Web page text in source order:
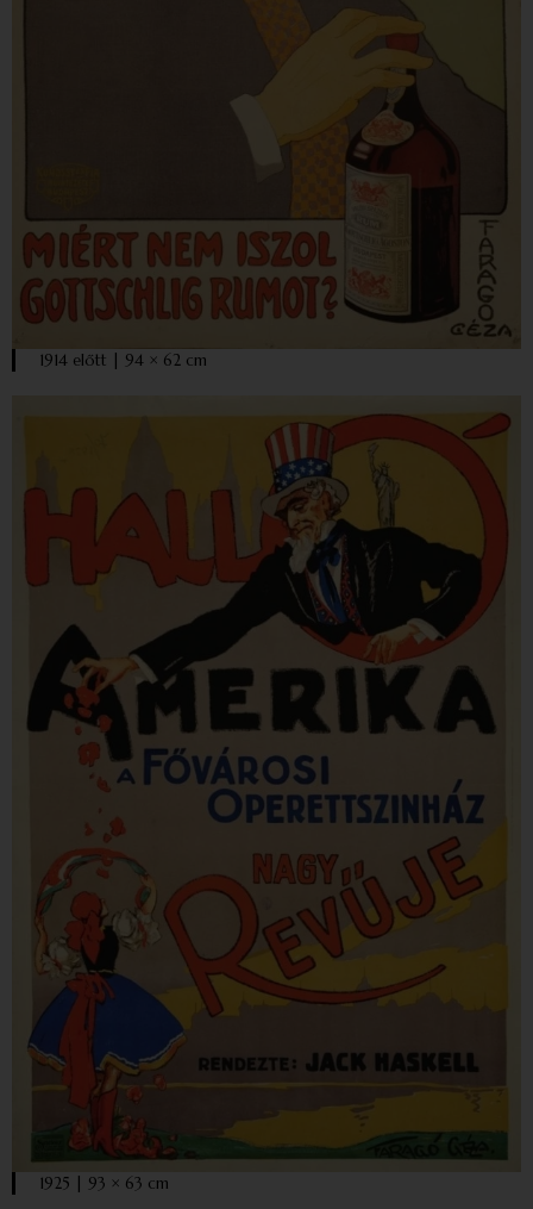
1914 előtt | 94 × 62 cm
1925 | 93 × 63 cm